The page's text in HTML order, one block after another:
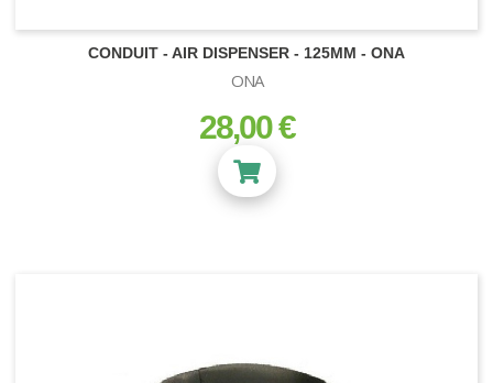
CONDUIT - AIR DISPENSER - 125MM - ONA
ONA
prix
28,00 €